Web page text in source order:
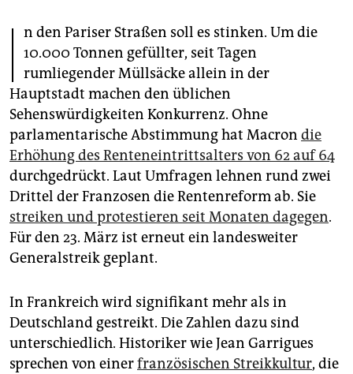
genossenschaft
epaper login
I n den Pariser Straßen soll es stinken. Um die
10.000 Tonnen gefüllter, seit Tagen
rumliegender Müllsäcke allein in der
Hauptstadt machen den üblichen
Sehenswürdigkeiten Konkurrenz. Ohne
parlamentarische Abstimmung hat Macron die
Erhöhung des Renteneintrittsalters von 62 auf 64
durchgedrückt. Laut Umfragen lehnen rund zwei
Drittel der Franzosen die Rentenreform ab. Sie
streiken und protestieren seit Monaten dagegen.
Für den 23. März ist erneut ein landesweiter
Generalstreik geplant.
In Frankreich wird signifikant mehr als in
Deutschland gestreikt. Die Zahlen dazu sind
unterschiedlich. Historiker wie Jean Garrigues
sprechen von einerfranzösischen Streikkultur, die